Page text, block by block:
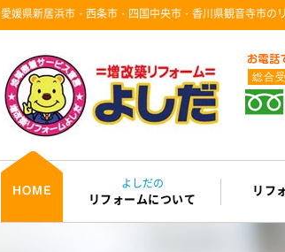
愛媛県新居浜市・西条市・四国中央市・香川県観音寺市
総合
よしだの
リフォームについて
リフ